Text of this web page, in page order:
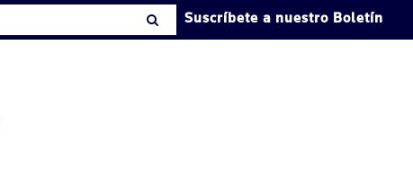
Suscríbete a nuestro Boletín